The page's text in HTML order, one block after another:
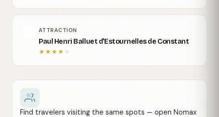
ATTRACTION
Paul Henri Balluet d'Estournelles de Constant
★★★★ ★
Find travelers visiting the same spots — open Nomax